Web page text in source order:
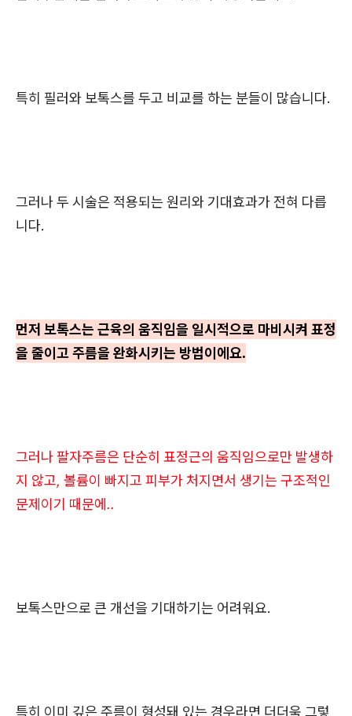
특히 필러와 보톡스를 두고 비교를 하는 분들이 많습니다.
그러나 두 시술은 적용되는 원리와 기대효과가 전혀 다릅
니다.
먼저 보톡스는 근육의 움직임을 일시적으로 마비시켜 표정
을 줄이고 주름을 완화시키는 방법이에요.
그러나 팔자주름은 단순히 표정근의 움직임으로만 발생하
지 않고, 볼륨이 빠지고 피부가 처지면서 생기는 구조적인
문제이기 때문에..
보톡스만으로 큰 개선을 기대하기는 어려워요.
특히 이미 깊은 주름이 형성돼 있는 경우라면 더더욱 그렇